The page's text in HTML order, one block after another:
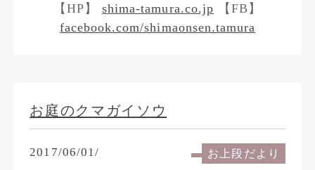
【HP】shima-tamura.co.jp 【FB】
facebook.com/shimaonsen.tamura
お庭のクマガイソウ
2017/06/01/ お上段だより